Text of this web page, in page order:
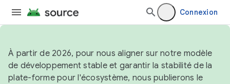
Connexion
À partir de 2026, pour nous aligner sur notre modèle
de développement stable et garantir la stabilité de la
plate-forme pour l'écosystème, nous publierons le